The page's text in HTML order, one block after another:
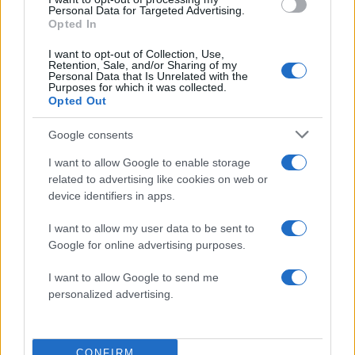
Personal Data for Targeted Advertising.
Opted In
I want to opt-out of Collection, Use,
Retention, Sale, and/or Sharing of my
Personal Data that Is Unrelated with the
Purposes for which it was collected.
Opted Out
Google consents
I want to allow Google to enable storage
related to advertising like cookies on web or
device identifiers in apps.
I want to allow my user data to be sent to
Google for online advertising purposes.
I want to allow Google to send me
personalized advertising.
CONFIRM
και το νέο επαγγελματικό της βήμα –
Φωτογραφία
09.08.2026